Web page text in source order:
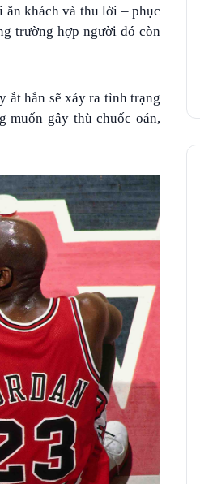
ăn khách và thu lời – phục
trường hợp người đó còn
ắt hẳn sẽ xảy ra tình trạng
muốn gây thù chuốc oán,